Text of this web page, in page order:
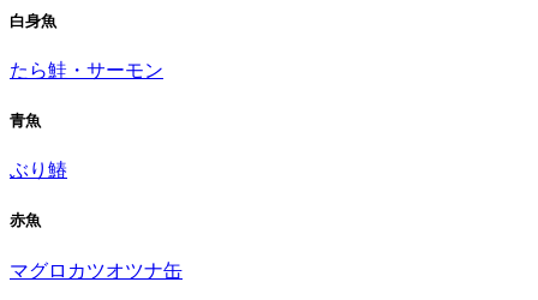
白身魚
たら鮭・サーモン
青魚
ぶり 鰆
赤魚
マグロ カツオツナ缶